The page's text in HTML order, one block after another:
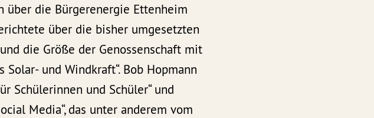
über die Bürgerenergie Ettenheim
über die bisher umgesetzten
die Größe der Genossenschaft mit
und Windkraft“. Bob Hopmann
Schülerinnen und Schüler“ und
Media“, das unter anderem vom